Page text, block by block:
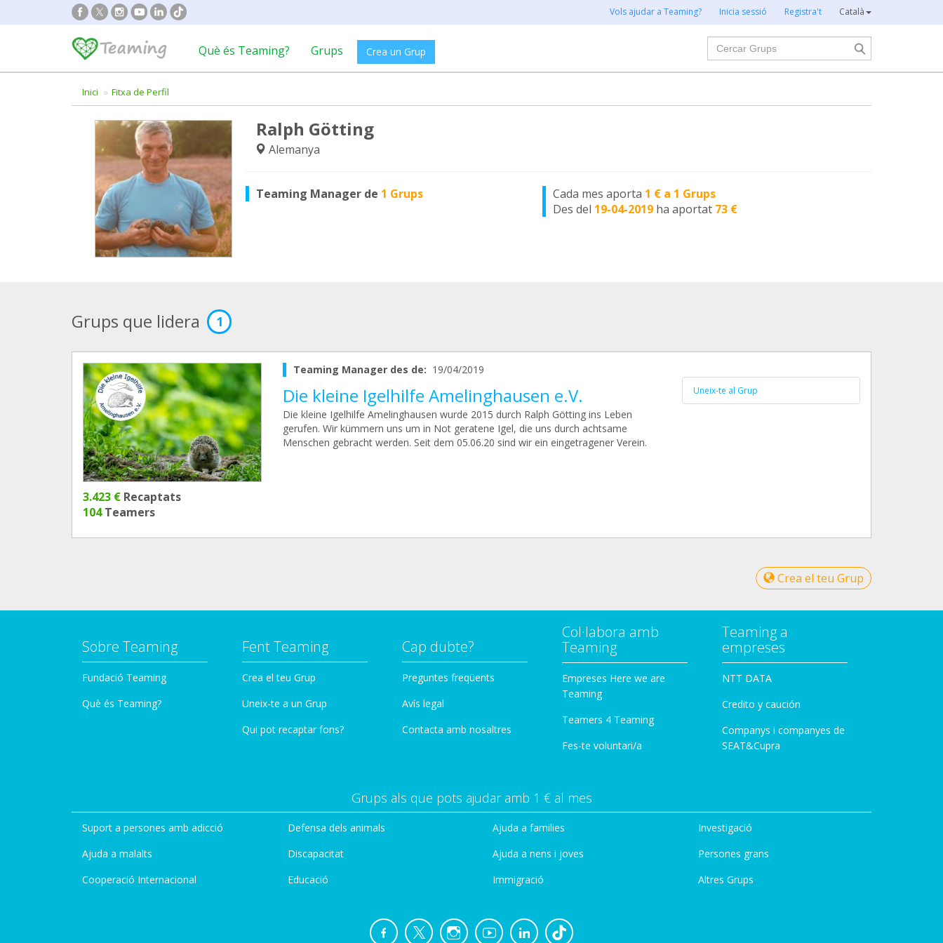
Vols ajudar a Teaming? Inicia sessió Registra't Català
Què és Teaming? Grups Crea un Grup
Cercar
Inici Fitxa de Perfil
Ralph Götting
Alemanya
Teaming Manager de 1 Grups Cada mes aporta 1 € a 1 Grups
Des del 19-04-2019 ha aportat 73 €
Grups que lidera 1
3.423 € Recaptats
104Teamers
Teaming Manager des de: 19/04/2019
Die kleine Igelhilfe Amelinghausen e.V.
Die kleine Igelhilfe Amelinghausen wurde 2015 durch Ralph Götting ins Leben
gerufen. Wir kümmern uns um in Not geratene Igel, die uns durch achtsame
Menschen gebracht werden. Seit dem 05.06.20 sind wir ein eingetragener Verein.
Uneix-te al Grup
Crea el teu Grup
Sobre Teaming
Fundació Teaming
Què és Teaming?
Fent Teaming
Crea el teu Grup
Uneix-te a un Grup
Qui pot recaptar fons?
Cap dubte?
Preguntes freqüents
Avís legal
Contacta amb nosaltres
Col·labora amb
Teaming
Empreses Here we are
Teaming
Teamers 4 Teaming
Fes-te voluntari/a
Teaming a
empreses
NTT DATA
Credito y caución
Companys i companyes de
SEAT&Cupra
Grups als que pots ajudar amb 1 € al mes
Suport a persones amb adicció
Ajuda a malalts
Cooperació Internacional
Defensa dels animals
Discapacitat
Educació
Ajuda a families
Ajuda a nens i joves
Immigració
Investigació
Persones grans
Altres Grups